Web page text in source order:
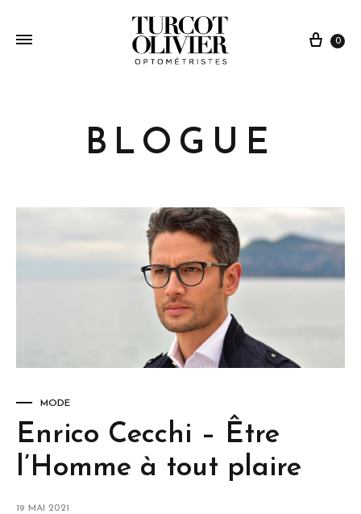
0
BLOGUE
MODE
Enrico Cecchi – Être
l’Homme à tout plaire
19 MAI 2021